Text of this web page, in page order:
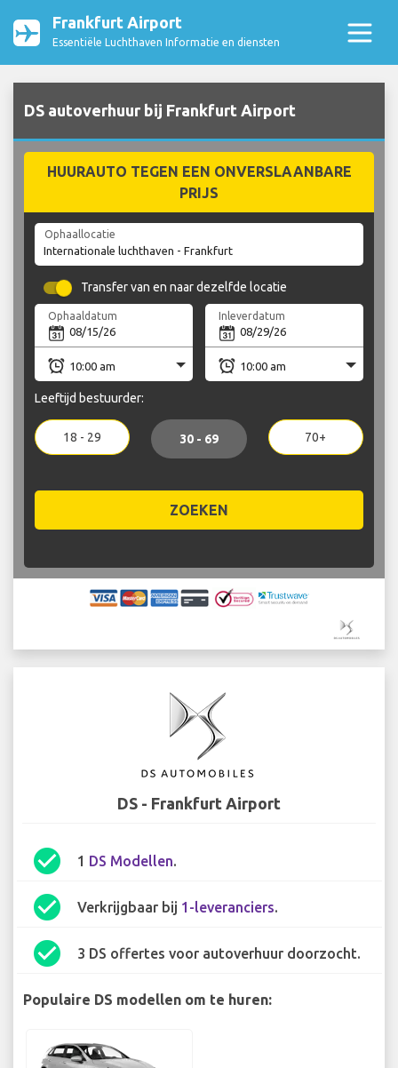
Frankfurt Airport
Essentiële Luchthaven Informatie en diensten
DS autoverhuur bij Frankfurt Airport
HUURAUTO TEGEN EEN ONVERSLAANBARE
PRIJS
Ophaallocatie
Transfer van en naar dezelfde locatie
Ophaaldatum Inleverdatum
Leeftijd bestuurder:
18 - 29 30 - 69 70+
ZOEKEN
DS - Frankfurt Airport
check_circle 1 DS Modellen.
check_circle Verkrijgbaar bij 1-leveranciers.
check_circle 3 DS offertes voor autoverhuur doorzocht.
Populaire DS modellen om te huren: